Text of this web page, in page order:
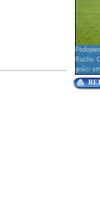
Ruchu
gości